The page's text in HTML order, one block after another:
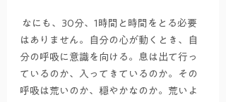
はありません。自分の心が動くとき、自
分の呼吸に意識を向ける。息は出て行っ
ているのか、入ってきているのか。その
呼吸は荒いのか、穏やかなのか。荒いよ